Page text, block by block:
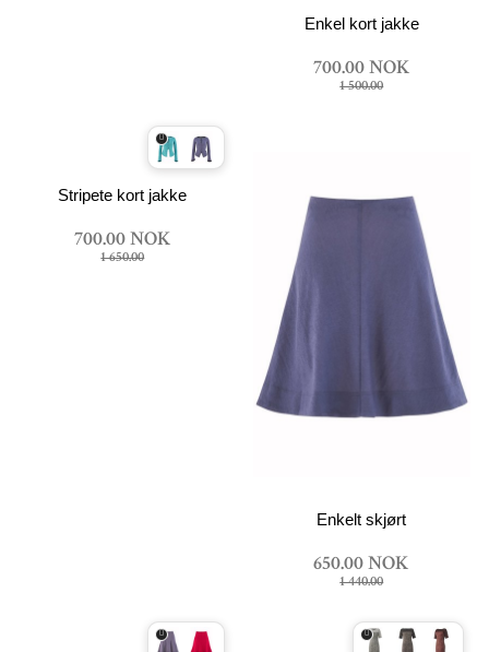
Enkel kort jakke
700.00 NOK
1 500.00
Stripete kort jakke
700.00 NOK
1 650.00
Enkelt skjørt
650.00 NOK
1 440.00